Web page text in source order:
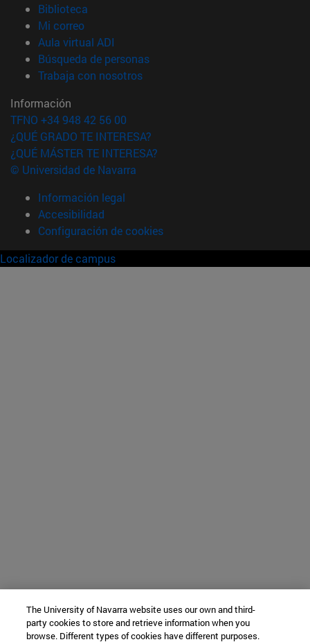
Biblioteca
Mi correo(abre en nueva ventana)
Aula virtual ADI
Búsqueda de personas(abre en nueva ventana)
Trabaja con nosotros(abre en nueva ventana)
Información
TFNO +34 948 42 56 00
¿QUÉ GRADO TE INTERESA?
¿QUÉ MÁSTER TE INTERESA?
© Universidad de Navarra
Información legal
Accesibilidad
Configuración de cookies
Localizador de campus
The University of Navarra website uses our own and third-
party cookies to store and retrieve information when you
browse. Different types of cookies have different purposes.